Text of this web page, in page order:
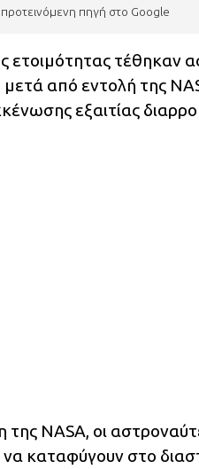
πηγή στο Google
τέθηκαν
από εντολή της
εξαιτίας
NASA, οι
καταφύγουν στο